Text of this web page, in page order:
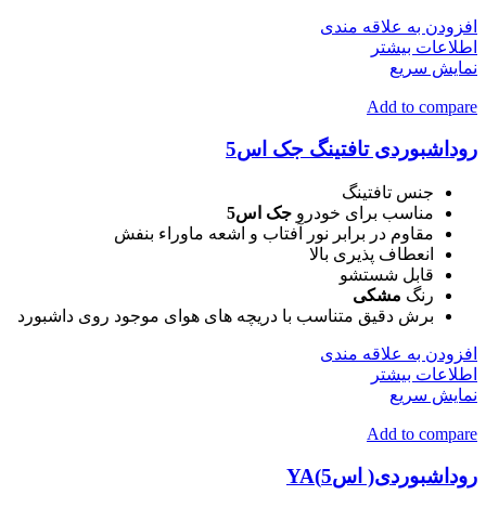
افزودن به علاقه مندی
اطلاعات بیشتر
نمایش سریع
Add to compare
روداشبوردی تافتینگ جک اس5
جنس تافتینگ
مناسب برای خودرو جک اس5
مقاوم در برابر نور آفتاب و اشعه ماوراء بنفش
انعطاف پذیری بالا
قابل شستشو
رنگ مشکی
برش دقیق متناسب با دریچه های هوای موجود روی داشبورد
افزودن به علاقه مندی
اطلاعات بیشتر
نمایش سریع
Add to compare
روداشبوردی( اس5)YA